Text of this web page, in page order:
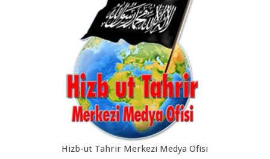
Hizb-ut Tahrir Merkezi Medya Ofisi